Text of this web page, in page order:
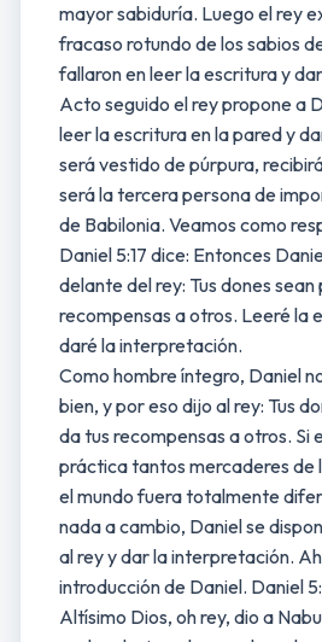
mayor sabiduría. Luego el rey
fracaso rotundo de los sabios
fallaron en leer la escritura y
Acto seguido el rey propone a
leer la escritura en la pared y
será vestido de púrpura,
será la tercera persona de
de Babilonia. Veamos como
Daniel 5:17 dice: Entonces
delante del rey: Tus dones sean
recompensas a otros. Leeré la
daré la interpretación.
Como hombre íntegro, Daniel
bien, y por eso dijo al rey: Tus
da tus recompensas a otros. Si
práctica tantos mercaderes de
el mundo fuera totalmente
nada a cambio, Daniel se
al rey y dar la interpretación.
introducción de Daniel. Daniel
Altísimo Dios, oh rey, dio a